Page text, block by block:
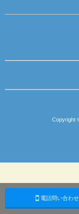
Copyright
電話問い合わせ